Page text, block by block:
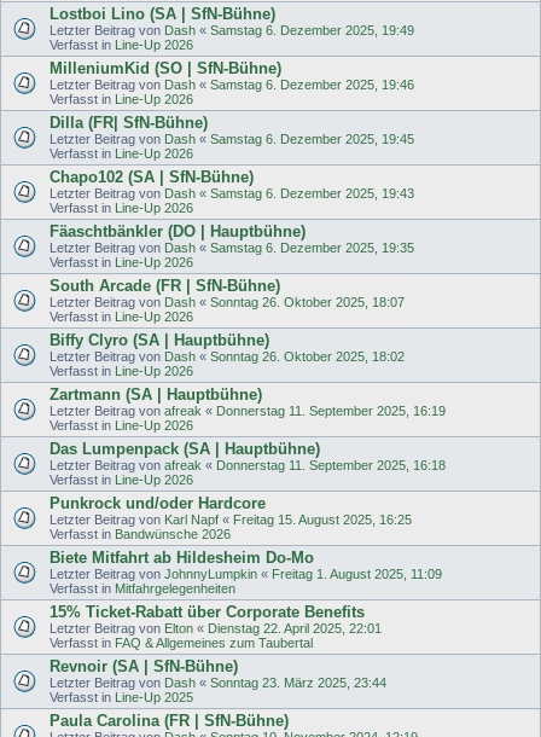
Lostboi Lino (SA | SfN-Bühne)
Letzter Beitrag von Dash « Samstag 6. Dezember 2025, 19:49
Verfasst in Line-Up 2026
MilleniumKid (SO | SfN-Bühne)
Letzter Beitrag von Dash « Samstag 6. Dezember 2025, 19:46
Verfasst in Line-Up 2026
Dilla (FR| SfN-Bühne)
Letzter Beitrag von Dash « Samstag 6. Dezember 2025, 19:45
Verfasst in Line-Up 2026
Chapo102 (SA | SfN-Bühne)
Letzter Beitrag von Dash « Samstag 6. Dezember 2025, 19:43
Verfasst in Line-Up 2026
Fäaschtbänkler (DO | Hauptbühne)
Letzter Beitrag von Dash « Samstag 6. Dezember 2025, 19:35
Verfasst in Line-Up 2026
South Arcade (FR | SfN-Bühne)
Letzter Beitrag von Dash « Sonntag 26. Oktober 2025, 18:07
Verfasst in Line-Up 2026
Biffy Clyro (SA | Hauptbühne)
Letzter Beitrag von Dash « Sonntag 26. Oktober 2025, 18:02
Verfasst in Line-Up 2026
Zartmann (SA | Hauptbühne)
Letzter Beitrag von afreak « Donnerstag 11. September 2025, 16:19
Verfasst in Line-Up 2026
Das Lumpenpack (SA | Hauptbühne)
Letzter Beitrag von afreak « Donnerstag 11. September 2025, 16:18
Verfasst in Line-Up 2026
Punkrock und/oder Hardcore
Letzter Beitrag von Karl Napf « Freitag 15. August 2025, 16:25
Verfasst in Bandwünsche 2026
Biete Mitfahrt ab Hildesheim Do-Mo
Letzter Beitrag von JohnnyLumpkin « Freitag 1. August 2025, 11:09
Verfasst in Mitfahrgelegenheiten
15% Ticket-Rabatt über Corporate Benefits
Letzter Beitrag von Elton « Dienstag 22. April 2025, 22:01
Verfasst in FAQ & Allgemeines zum Taubertal
Revnoir (SA | SfN-Bühne)
Letzter Beitrag von Dash « Sonntag 23. März 2025, 23:44
Verfasst in Line-Up 2025
Paula Carolina (FR | SfN-Bühne)